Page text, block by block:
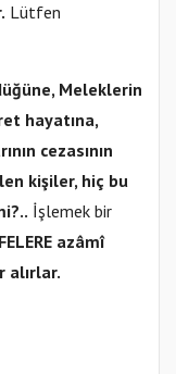
Lütfen
Meleklerin
hayatına,
cezasının
kişiler, hiç bu
İşlemek bir
azâmî
alırlar.